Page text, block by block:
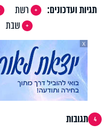
תגיות ועדכונים: רשת
שבת
X
4 תגובות